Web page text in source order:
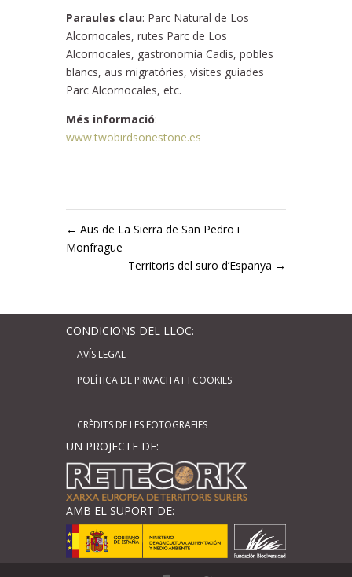
Paraules clau: Parc Natural de Los
Alcornocales, rutes Parc de Los
Alcornocales, gastronomia Cadis, pobles
blancs, aus migratòries, visites guiades
Parc Alcornocales, etc.
Més informació:
www.twobirdsonestone.es
← Aus de La Sierra de San Pedro i
Monfragüe
Territoris del suro d’Espanya →
CONDICIONS DEL LLOC:
AVÍS LEGAL
POLÍTICA DE PRIVACITAT I COOKIES
CRÈDITS DE LES FOTOGRAFIES
UN PROJECTE DE:
AMB EL SUPORT DE: